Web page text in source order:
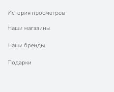
История просмотров
Наши магазины
Наши бренды
Подарки